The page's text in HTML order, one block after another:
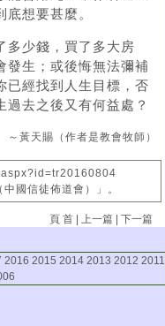
想要甚麼。
多少錢，買了多大房
發生；或後悔無法彌補
經找到人生目標，否
去之後又有何益處？
～黃天賜（作者是教會牧師）
國信徒佈道會）」。
頁 首 |上一篇 |下一篇
2016 2015 2014 2013 2012 2011